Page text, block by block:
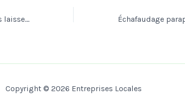
Nettoyer un sol stratifié sans laisser de traces
Copyright © 2026 Entreprises Locales